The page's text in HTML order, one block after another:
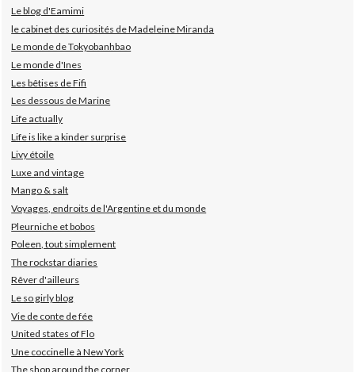
Le blog d'Eamimi
le cabinet des curiosités de Madeleine Miranda
Le monde de Tokyobanhbao
Le monde d'Ines
Les bêtises de Fifi
Les dessous de Marine
Life actually
Life is like a kinder surprise
Livy étoile
Luxe and vintage
Mango & salt
Voyages, endroits de l'Argentine et du monde
Pleurniche et bobos
Poleen, tout simplement
The rockstar diaries
Rêver d'ailleurs
Le so girly blog
Vie de conte de fée
United states of Flo
Une coccinelle à New York
The shop around the corner